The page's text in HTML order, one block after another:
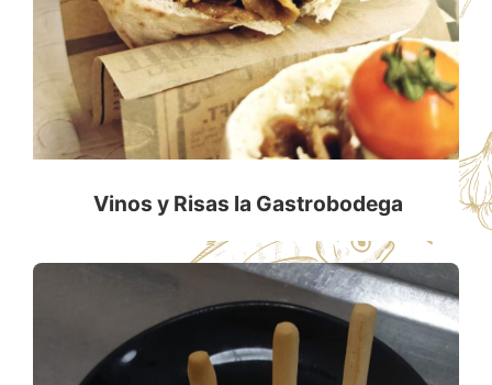
Vinos y Risas la Gastrobodega